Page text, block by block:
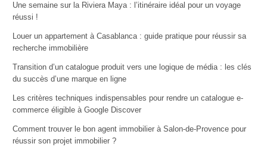
Une semaine sur la Riviera Maya : l’itinéraire idéal pour un voyage
réussi !
Louer un appartement à Casablanca : guide pratique pour réussir sa
recherche immobilière
Transition d’un catalogue produit vers une logique de média : les clés
du succès d’une marque en ligne
Les critères techniques indispensables pour rendre un catalogue e-
commerce éligible à Google Discover
Comment trouver le bon agent immobilier à Salon-de-Provence pour
réussir son projet immobilier ?